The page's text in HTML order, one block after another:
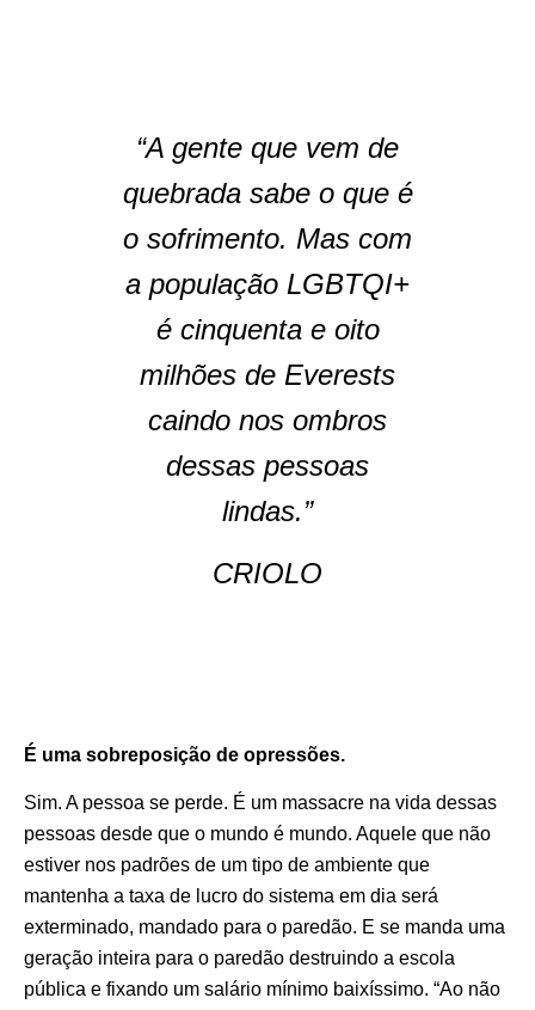
“A gente que vem de
quebrada sabe o que é
o sofrimento. Mas com
a população LGBTQI+
é cinquenta e oito
milhões de Everests
caindo nos ombros
dessas pessoas
lindas.”
CRIOLO
É uma sobreposição de opressões.
Sim. A pessoa se perde. É um massacre na vida dessas
pessoas desde que o mundo é mundo. Aquele que não
estiver nos padrões de um tipo de ambiente que
mantenha a taxa de lucro do sistema em dia será
exterminado, mandado para o paredão. E se manda uma
geração inteira para o paredão destruindo a escola
pública e fixando um salário mínimo baixíssimo. “Ao não